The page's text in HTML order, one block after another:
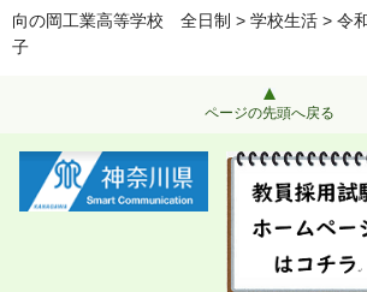
向の岡工業高等学校 全日制 > 学校生活 > 令
子
ページの先頭へ戻る